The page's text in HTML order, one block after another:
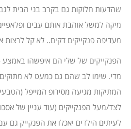
שהדעות חלוקות גם בקרב בני הבית
מיקה למשל אוהבת אותם עבים
מעדיפה פנקייקים דקים.. לא קל לרצות
הפנקייקים של שלי הם איפשהו באמצע
מדי. שימו לב שהם גם כמעט לא
המתיקות מגיעה מסירופ המייפל
לצד/מעל הפנקייקים (עוד עניין של
לעיתים הילדים יאכלו את הפנקייק גם